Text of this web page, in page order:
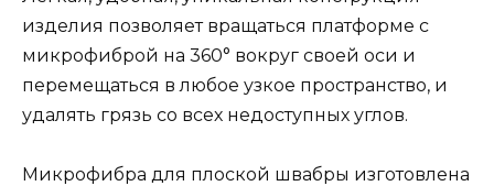
изделия позволяет вращаться платформе с
микрофиброй на 360° вокруг своей оси и
перемещаться в любое узкое пространство, и
удалять грязь со всех недоступных углов.
Микрофибра для плоской швабры изготовлена